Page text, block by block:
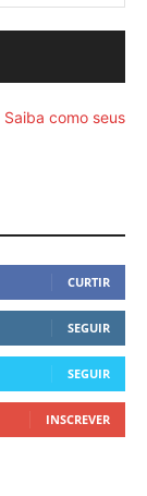
Saiba como seus
CURTIR
SEGUIR
SEGUIR
INSCREVER